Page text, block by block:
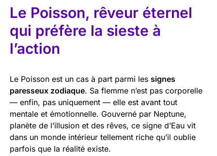
Le Poisson, rêveur éternel
qui préfère la sieste à
l’action
Le Poisson est un cas à part parmi les signes
paresseux zodiaque. Sa flemme n’est pas corporelle
— enfin, pas uniquement — elle est avant tout
mentale et émotionnelle. Gouverné par Neptune,
planète de l’illusion et des rêves, ce signe d’Eau vit
dans un monde intérieur tellement riche qu’il oublie
parfois que la réalité existe.